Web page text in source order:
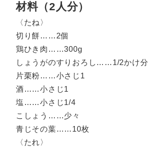
材料（2人分）
〈たね〉
切り餅……2個
鶏ひき肉……300g
しょうがのすりおろし……1/2かけ分
片栗粉……小さじ1
酒……小さじ1
塩……小さじ1/4
こしょう……少々
青じその葉……10枚
〈たれ〉